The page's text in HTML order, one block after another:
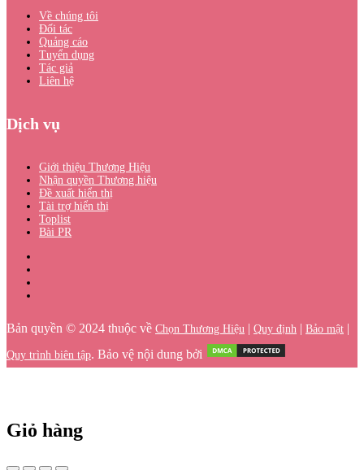
Về chúng tôi
Đối tác
Quảng cáo
Tuyển dụng
Tác giả
Liên hệ
Dịch vụ
Giới thiệu Thương Hiệu
Nhận quyền Thương hiệu
Đề xuất hiển thị
Tài trợ hiển thị
Toplist
Bài PR
Bản quyền © 2024 thuộc về Chọn Thương Hiệu | Quy định | Bảo mật |
Quy trình biên tập. Bảo vệ nội dung bởi
Giỏ hàng